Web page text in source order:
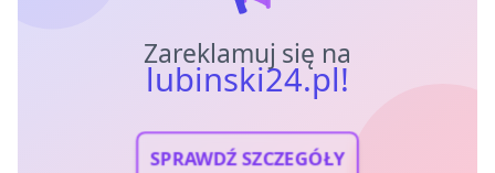
Zareklamuj się na
lubinski24.pl!
SPRAWDŹ SZCZEGÓŁY